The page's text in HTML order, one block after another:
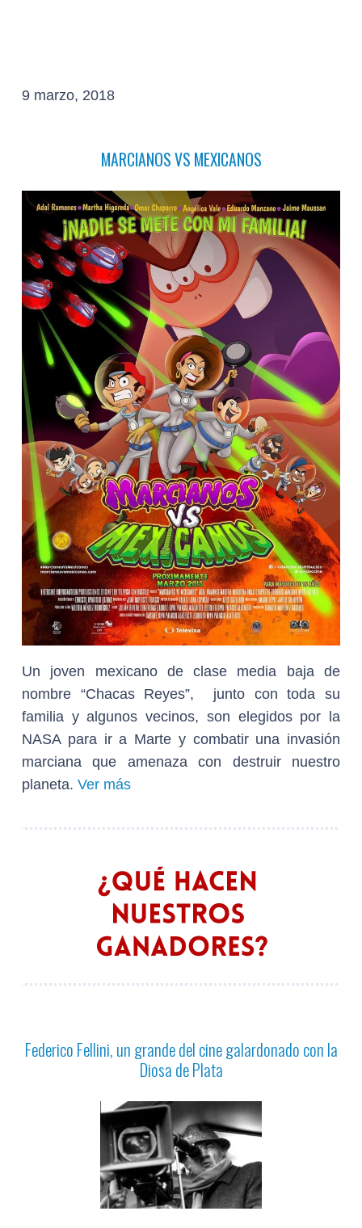
9 marzo, 2018
MARCIANOS VS MEXICANOS
Un joven mexicano de clase media baja de
nombre “Chacas Reyes”, junto con toda su
familia y algunos vecinos, son elegidos por la
NASA para ir a Marte y combatir una invasión
marciana que amenaza con destruir nuestro
planeta. Ver más
Federico Fellini, un grande del cine galardonado con la
Diosa de Plata